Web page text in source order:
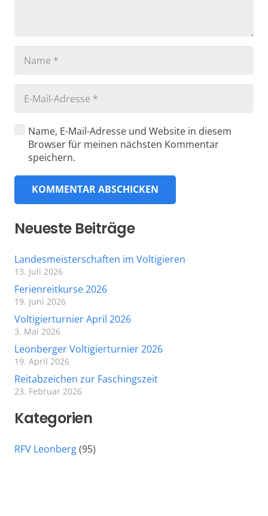
Name, E-Mail-Adresse und Website in diesem
Browser für meinen nächsten Kommentar
speichern.
KOMMENTAR ABSCHICKEN
Neueste Beiträge
Landesmeisterschaften im Voltigieren
13. Juli 2026
Ferienreitkurse 2026
19. Juni 2026
Voltigierturnier April 2026
3. Mai 2026
Leonberger Voltigierturnier 2026
19. April 2026
Reitabzeichen zur Faschingszeit
23. Februar 2026
Kategorien
RFV Leonberg(95)